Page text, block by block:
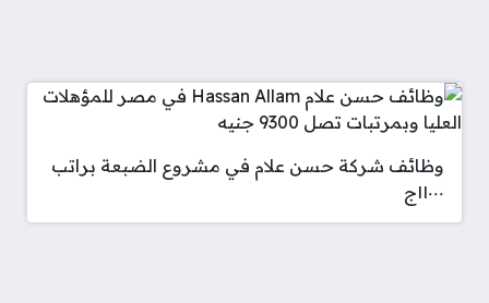
وظائف شركة حسن علام في مشروع الضبعة براتب
١١٠٠٠ج